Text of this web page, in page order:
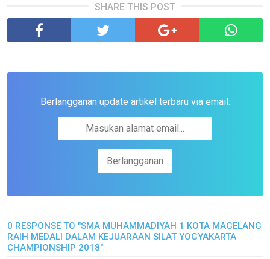
SHARE THIS POST
Berlangganan update artikel terbaru via email:
0 RESPONSE TO "SMA MUHAMMADIYAH 1 KOTA MAGELANG
RAIH MEDALI DALAM KEJUARAAN SILAT YOGYAKARTA
CHAMPIONSHIP 2018"